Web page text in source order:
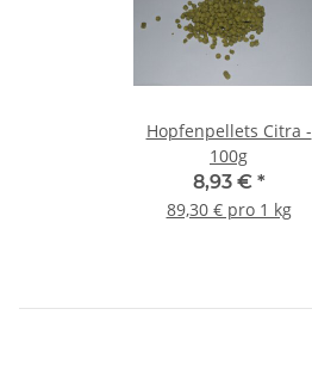
Hopfenpellets Citra -
100g
8,93 € *
89,30 € pro 1 kg